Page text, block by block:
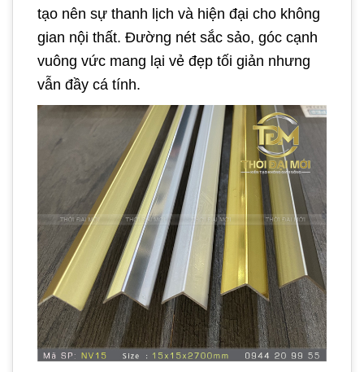
tạo nên sự thanh lịch và hiện đại cho không
gian nội thất. Đường nét sắc sảo, góc cạnh
vuông vức mang lại vẻ đẹp tối giản nhưng
vẫn đầy cá tính.